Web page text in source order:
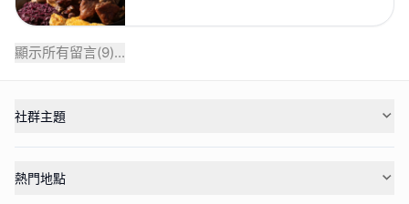
顯示所有留言(9)...
社群主題
熱門地點